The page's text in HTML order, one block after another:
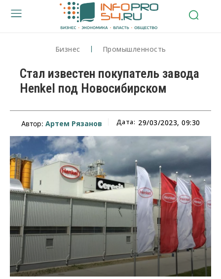
Бизнес Промышленность
Стал известен покупатель завода
Henkel под Новосибирском
Автор: Артем Рязанов Дата: 29/03/2023, 09:30